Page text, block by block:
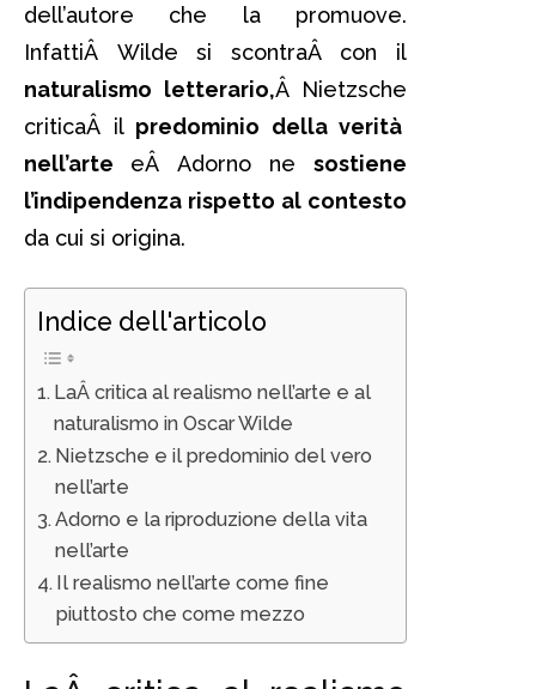
dell’autore che la promuove.
InfattiÂ Wilde si scontraÂ con il
naturalismo letterario,Â Nietzsche
criticaÂ ilpredominio della verità
nell’arte eÂ Adorno ne sostiene
l’indipendenza rispetto al contesto
da cui si origina.
Indice dell'articolo
LaÂ critica al realismo nell’arte e al
naturalismo in Oscar Wilde
Nietzsche e il predominio del vero
nell’arte
Adorno e la riproduzione della vita
nell’arte
Il realismo nell’arte come fine
piuttosto che come mezzo